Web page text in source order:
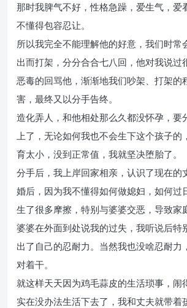
那时我脾气不好，性格急躁，爱生气，爱
不懂得包容忍让。
所以我完全不能理解他的好意，我们时常
出而打架，分分合合七八回，他对我说过
恶毒的回骂他，渐渐地我们吵架、打架的
害，最终又以分手告终。
造化弄人，和他相处那么久都没怀孕，要
上了，无论如何我也不会生下这个孩子的
育太小，没到正常值，我就坚决堕胎了。
分手后，我上岸回家相亲，认识了现在的
婚后，因为我不懂得如何做媳妇，如何过
生了很多摩擦，特别与婆婆交恶，导致家
婆婆在外面到处说我的过失，我听说后特
出了自己的忍耐力。当然我也没啥忍耐力
对着干。
就这样天天因为鸡毛蒜皮的生活琐事，闹
实在没办法生活下去了，我和丈夫就带着